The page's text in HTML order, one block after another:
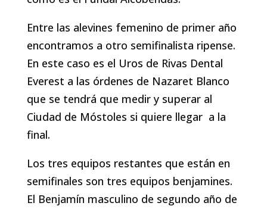
Entre las alevines femenino de primer año
encontramos a otro semifinalista ripense.
En este caso es el Uros de Rivas Dental
Everest a las órdenes de Nazaret Blanco
que se tendrá que medir y superar al
Ciudad de Móstoles si quiere llegar a la
final.
Los tres equipos restantes que están en
semifinales son tres equipos benjamines.
El Benjamín masculino de segundo año de